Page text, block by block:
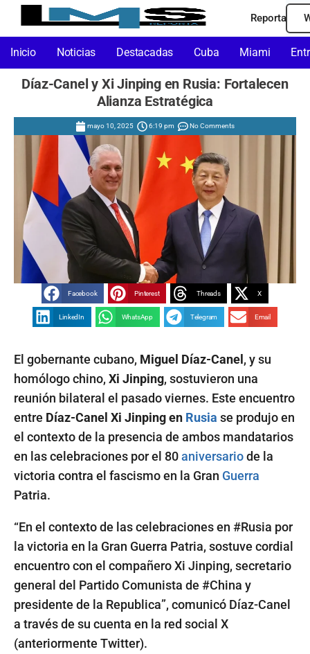
Reporta
Inicio Noticias Destacadas Cuba Miami
Díaz-Canel y Xi Jinping en Rusia: Fortalecen
Alianza Estratégica
mayo 10, 2025 6:19 pm No Comments
Facebook Pinterest Threads X
LinkedIn WhatsApp Telegram Email
El gobernante cubano, Miguel Díaz-Canel , y su
homólogo chino, Xi Jinping, sostuvieron una
reunión bilateral el pasado viernes. Este encuentro
entre Díaz-Canel Xi Jinping en Rusia se produjo en
el contexto de la presencia de ambos mandatarios
en las celebraciones por el 80aniversariode la
victoria contra el fascismo en la Gran Guerra
Patria.
“En el contexto de las celebraciones en #Rusia por
la victoria en la Gran Guerra Patria, sostuve cordial
encuentro con el compañero Xi Jinping, secretario
general del Partido Comunista de #China y
presidente de la Republica”, comunicó Díaz-Canel
a través de su cuenta en la red social X
(anteriormente Twitter).